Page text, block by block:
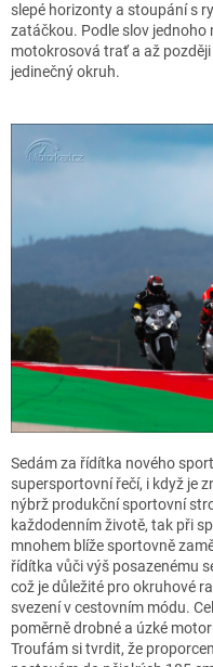
slepé horizonty a stoupání s
zatáčkou. Podle slov
motokrosová trať a až
jedinečný okruh.
Sedám za řídítka nového
supersportovní řečí, i když je
nýbrž produkční sportovní
každodenním životě, tak při
mnohem blíže sportovně
řídítka vůči výš posazenému
což je důležité pro okruhové
svezení v cestovním módu.
poměrně drobné a úzké
Troufám si tvrdit, že